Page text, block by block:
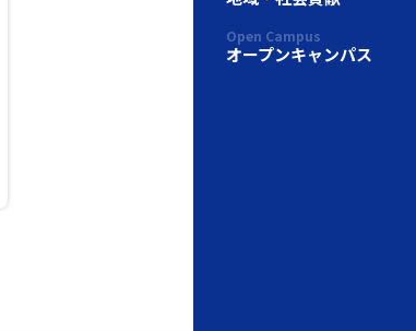
Open Campus
オープンキャンパス